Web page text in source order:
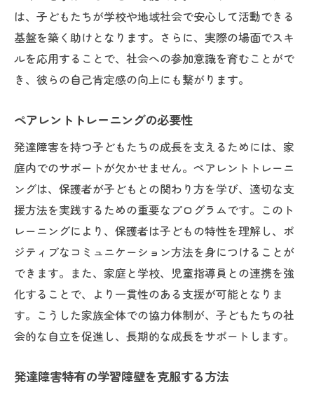
は、子どもたちが学校や地域社会で安心して活動できる
基盤を築く助けとなります。さらに、実際の場面でスキ
ルを応用することで、社会への参加意識を育むことがで
き、彼らの自己肯定感の向上にも繋がります。
ペアレントトレーニングの必要性
発達障害を持つ子どもたちの成長を支えるためには、家
庭内でのサポートが欠かせません。ペアレントトレーニ
ングは、保護者が子どもとの関わり方を学び、適切な支
援方法を実践するための重要なプログラムです。このト
レーニングにより、保護者は子どもの特性を理解し、ポ
ジティブなコミュニケーション方法を身につけることが
できます。また、家庭と学校、児童指導員との連携を強
化することで、より一貫性のある支援が可能となりま
す。こうした家族全体での協力体制が、子どもたちの社
会的な自立を促進し、長期的な成長をサポートします。
発達障害特有の学習障壁を克服する方法